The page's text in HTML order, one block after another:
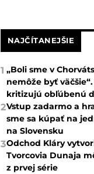
NAJČÍTANEJŠIE
1 „Boli sme v
nemôže byť
kritizujú obľúbenú
2Vstup zadarmo a
sme sa kúpať na
na Slovensku
3Odchod Kláry
Tvorcovia Dunaja
z prvej série